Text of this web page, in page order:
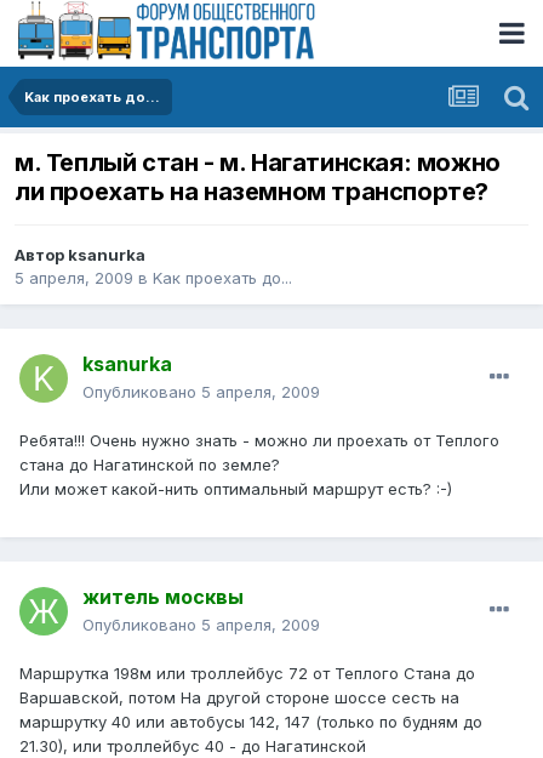
Kак проехать до...
м. Теплый стан - м. Нагатинская: можно
ли проехать на наземном транспорте?
Автор ksanurka
5 апреля, 2009 в Kак проехать до...
ksanurka
Опубликовано 5 апреля, 2009
Ребята!!! Очень нужно знать - можно ли проехать от Теплого
стана до Нагатинской по земле?
Или может какой-нить оптимальный маршрут есть? :-)
житель москвы
Опубликовано 5 апреля, 2009
Маршрутка 198м или троллейбус 72 от Теплого Стана до
Варшавской, потом На другой стороне шоссе сесть на
маршрутку 40 или автобусы 142, 147 (только по будням до
21.30), или троллейбус 40 - до Нагатинской